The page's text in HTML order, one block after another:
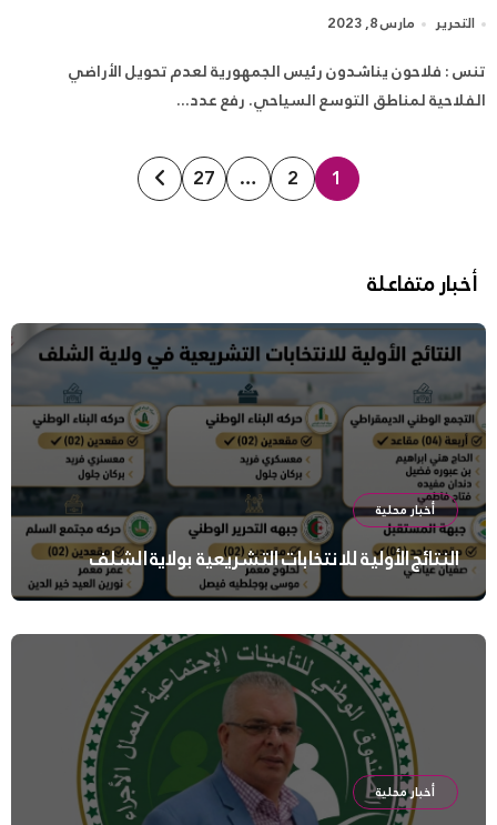
التحرير مارس 8, 2023
تنس : فلاحون يناشدون رئيس الجمهورية لعدم تحويل الأراضي
الفلاحية لمناطق التوسع السياحي. رفع عدد...
تعدد
صفحات
1
2
…
27
أخبار متفاعلة
أخبار محلية
النتائج الأولية للانتخابات التشريعية بولاية الشلف
أخبار محلية